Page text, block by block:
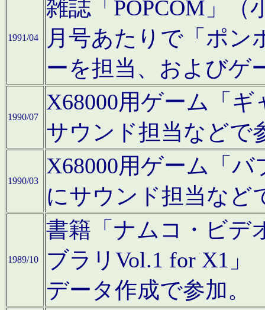
1991/04
雑誌「POPCOM」（
月号あたりで「ポン
ーを担当、およびゲ
1990/07
X68000用ゲーム「
サウンド担当などで
1990/03
X68000用ゲーム「
にサウンド担当など
1989/10
書籍「ナムコ・ビデ
ブラリVol.1 for X1」
データ作成で参加。